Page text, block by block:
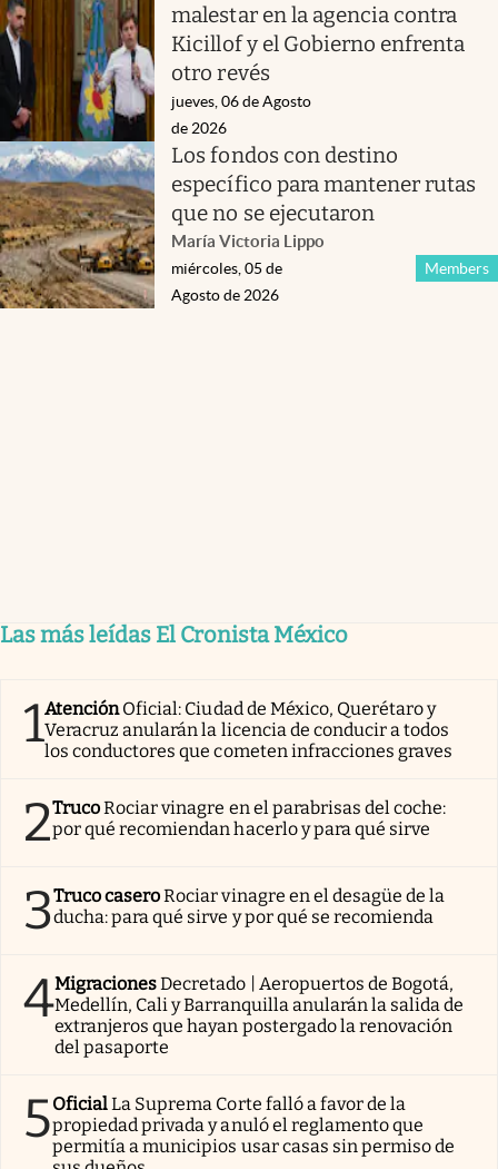
malestar en la agencia contra
Kicillof y el Gobierno enfrenta
otro revés
jueves, 06 de Agosto
de 2026
Los fondos con destino
específico para mantener rutas
que no se ejecutaron
María Victoria Lippo
Members
miércoles, 05 de
Agosto de 2026
Las más leídas El Cronista México
1AtenciónOficial: Ciudad de México, Querétaro y
Veracruz anularán la licencia de conducir a todos
los conductores que cometen infracciones graves
2TrucoRociar vinagre en el parabrisas del coche:
por qué recomiendan hacerlo y para qué sirve
3Truco caseroRociar vinagre en el desagüe de la
ducha: para qué sirve y por qué se recomienda
4MigracionesDecretado | Aeropuertos de Bogotá,
Medellín, Cali y Barranquilla anularán la salida de
extranjeros que hayan postergado la renovación
del pasaporte
5OficialLa Suprema Corte falló a favor de la
propiedad privada y anuló el reglamento que
permitía a municipios usar casas sin permiso de